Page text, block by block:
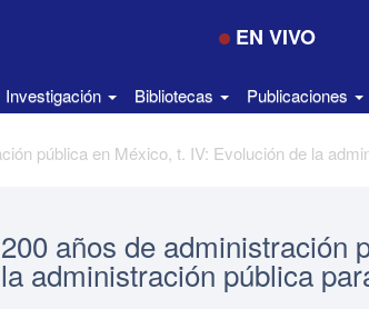
EN VIVO
Investigación Bibliotecas Publicaciones
200 años de administración
la administración pública